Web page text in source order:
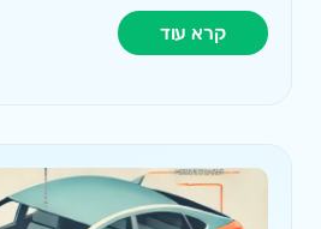
קרא עוד